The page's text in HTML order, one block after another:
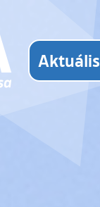
Aktuális